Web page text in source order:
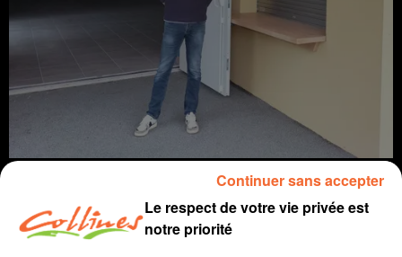
Le respect de votre vie privée est
notre priorité
Continuer sans accepter